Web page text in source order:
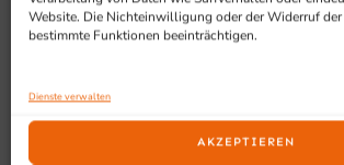
Website. Die Nichteinwilligung oder der Widerruf
bestimmte Funktionen beeinträchtigen.
Dienste verwalten
AKZEPTIEREN